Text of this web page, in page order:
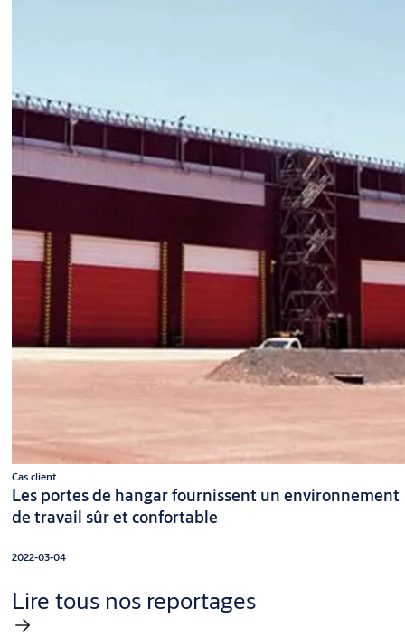
Cas client
Les portes de hangar fournissent un environnement
de travail sûr et confortable
2022-03-04
Lire tous nos reportages